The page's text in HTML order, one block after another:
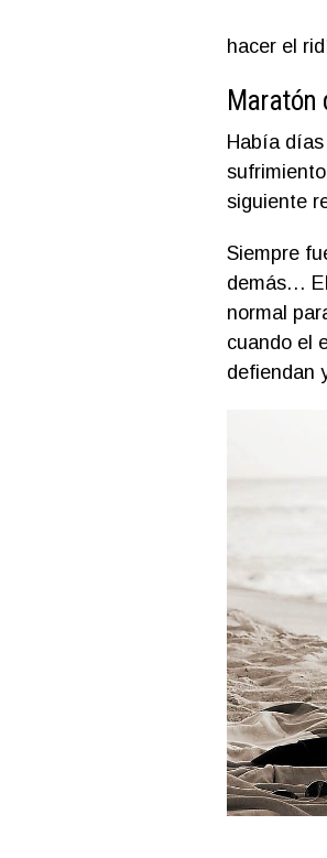
hacer el
Maratón
Había
siguiente
Siempre
demás…
normal
cuando el
defiendan